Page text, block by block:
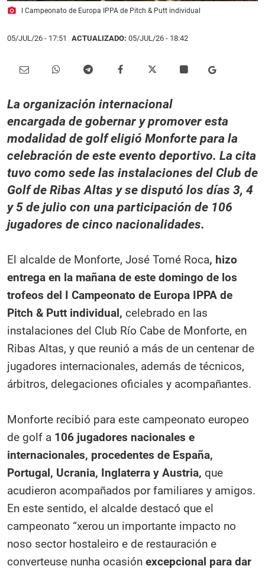
photo_camera I Campeonato de Europa IPPA de Pitch & Putt individual
05/JUL/26 - 17:51 ACTUALIZADO: 05/JUL/26 - 18:42
La organización internacional
encargada de gobernar y promover esta
modalidad de golf eligió Monforte para la
celebración de este evento deportivo. La cita
tuvo como sede las instalaciones del Club de
Golf de Ribas Altas y se disputó los días 3, 4
y 5 de julio con una participación de 106
jugadores de cinco nacionalidades.
El alcalde de Monforte, José Tomé Roca, hizo
entrega en la mañana de este domingo de los
trofeos del I Campeonato de Europa IPPA de
Pitch & Putt individual, celebrado en las
instalaciones del Club Río Cabe de Monforte, en
Ribas Altas, y que reunió a más de un centenar de
jugadores internacionales, además de técnicos,
árbitros, delegaciones oficiales y acompañantes.
Monforte recibió para este campeonato europeo
de golf a 106 jugadores nacionales e
internacionales, procedentes de España,
Portugal, Ucrania, Inglaterra y Austria, que
acudieron acompañados por familiares y amigos.
En este sentido, el alcalde destacó que el
campeonato “xerou un importante impacto no
noso sector hostaleiro e de restauración e
converteuse nunha ocasión excepcional para dar